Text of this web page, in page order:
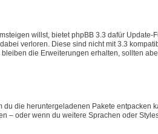
willst, bietet phpBB 3.3 dafür Update-
verloren. Diese sind nicht mit 3.3
die Erweiterungen erhalten, sollten
die heruntergeladenen Pakete entpacken
– oder wenn du weitere Sprachen oder